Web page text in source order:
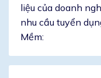
liệu của doanh
nhu cầu tuyển
Mềm: